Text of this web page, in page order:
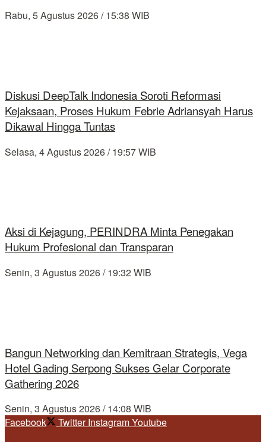
Rabu, 5 Agustus 2026 / 15:38 WIB
Diskusi DeepTalk Indonesia Soroti Reformasi
Kejaksaan, Proses Hukum Febrie Adriansyah Harus
Dikawal Hingga Tuntas
Selasa, 4 Agustus 2026 / 19:57 WIB
Aksi di Kejagung, PERINDRA Minta Penegakan
Hukum Profesional dan Transparan
Senin, 3 Agustus 2026 / 19:32 WIB
Bangun Networking dan Kemitraan Strategis, Vega
Hotel Gading Serpong Sukses Gelar Corporate
Gathering 2026
Senin, 3 Agustus 2026 / 14:08 WIB
Facebook
Twitter InstagramYoutube